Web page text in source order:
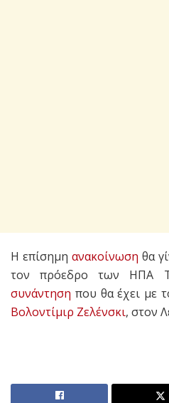
Η επίσημη ανακοίνωση θα
τον πρόεδρο των ΗΠΑ
συνάντηση που θα έχει με
Βολοντίμιρ Ζελένσκι, στον